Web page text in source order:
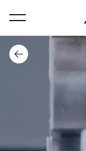
Menu
Indietro